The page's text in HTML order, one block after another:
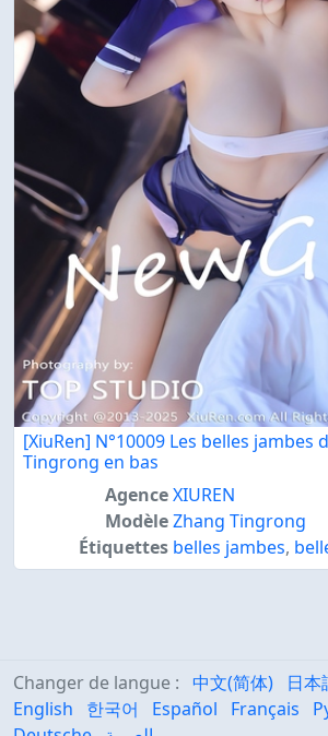
[XiuRen] N°10009 Les belles jambes
Tingrong en bas
AgenceXIUREN
ModèleZhang Tingrong
Étiquettes belles jambes,
Changer de langue : 中文(简体) 日本
English
한국어 Español Français